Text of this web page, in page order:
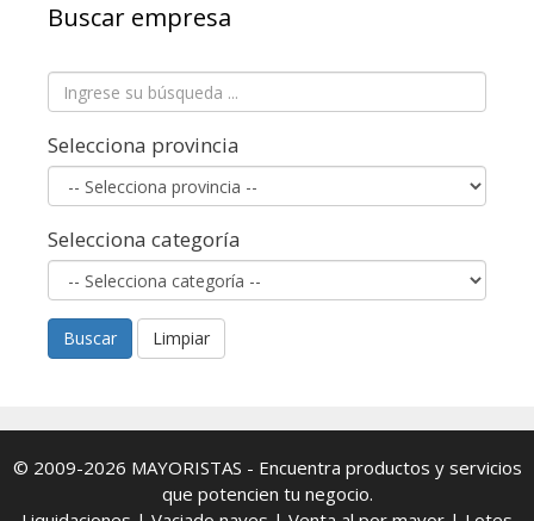
Buscar empresa
Selecciona provincia
Selecciona categoría
Buscar Limpiar
© 2009-2026 MAYORISTAS - Encuentra productos y servicios
que potencien tu negocio.